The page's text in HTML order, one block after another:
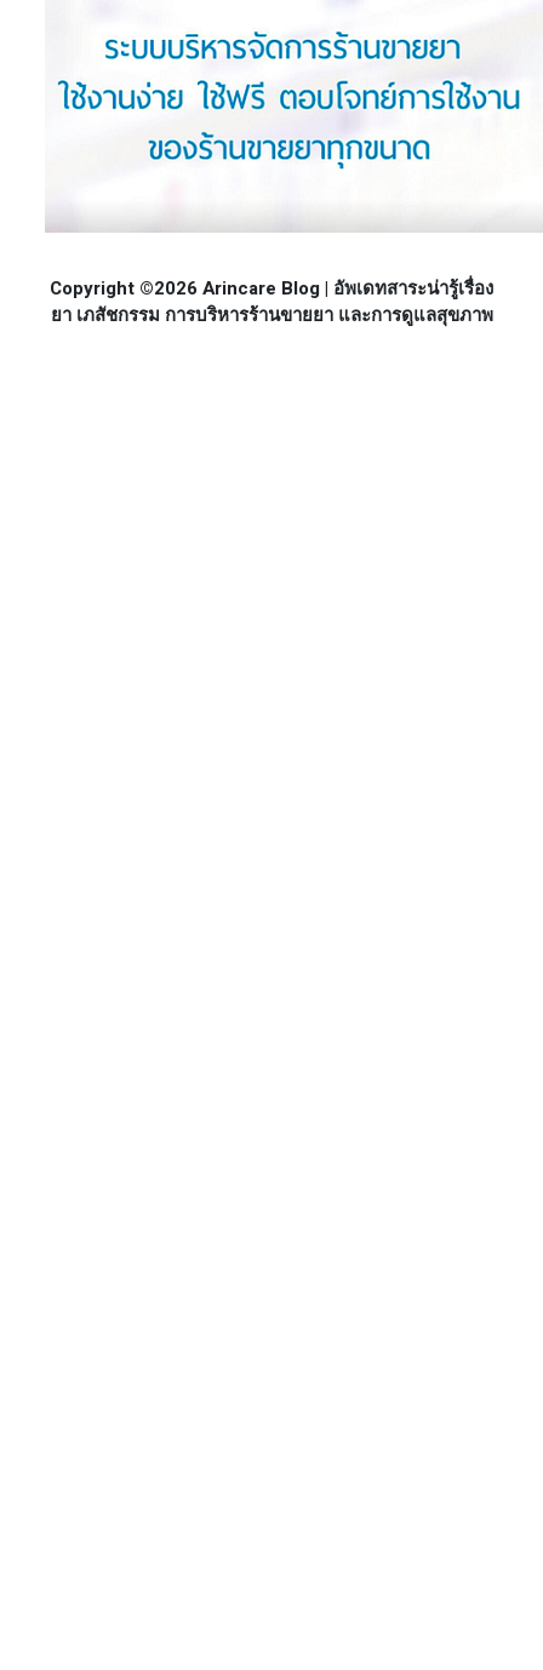
Copyright ©2026 Arincare Blog | อัพเดทสาระน่ารู้เรื่อง
ยา เภสัชกรรม การบริหารร้านขายยา และการดูแลสุขภาพ